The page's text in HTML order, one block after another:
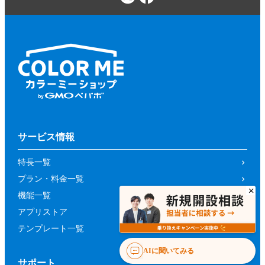
サービス情報
特長一覧
プラン・料金一覧
機能一覧
アプリストア
テンプレート一覧
サポート